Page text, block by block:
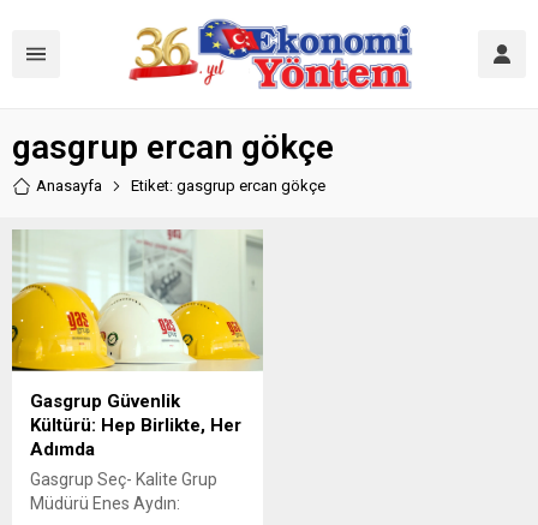
gasgrup ercan gökçe
Anasayfa Etiket: gasgrup ercan gökçe
Gasgrup Güvenlik
Kültürü: Hep Birlikte, Her
Adımda
Gasgrup Seç- Kalite Grup
Müdürü Enes Aydın: